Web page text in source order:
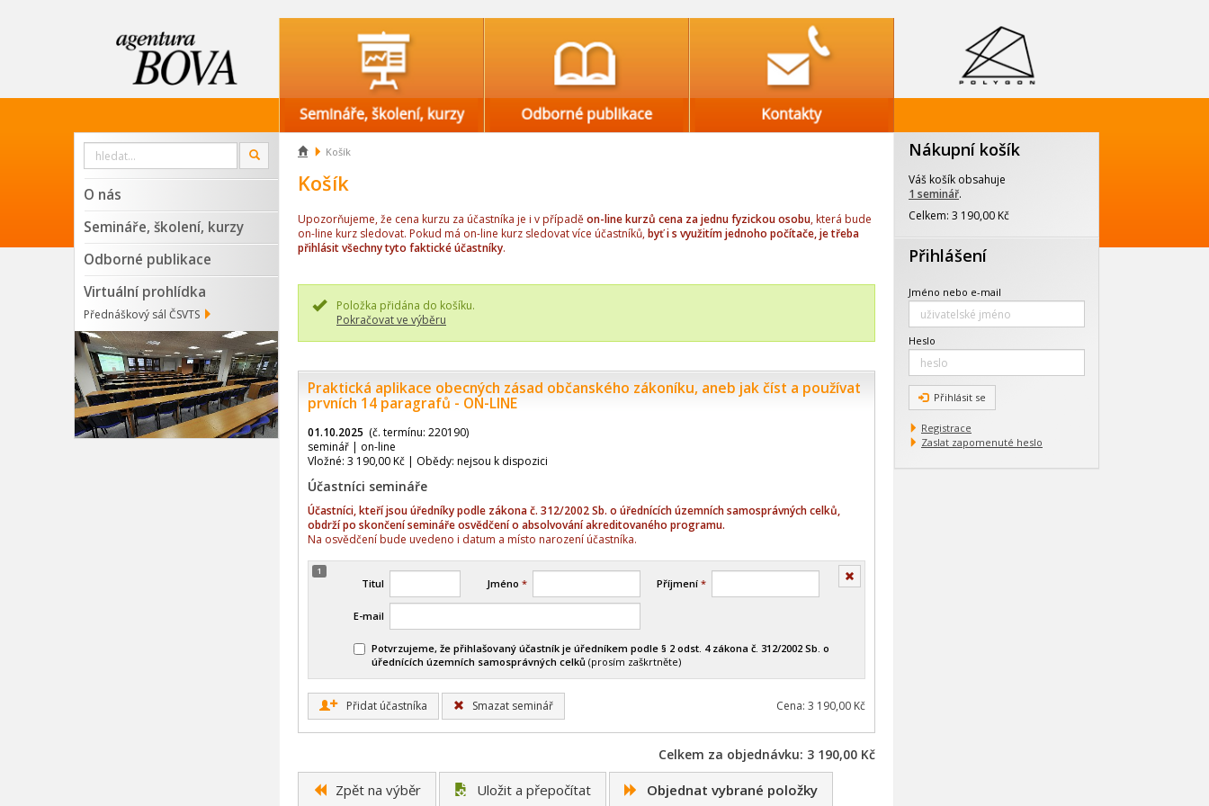
 Košík
Košík
Upozorňujeme, že cena kurzu za účastníka je i v případěon-line kurzů cena za jednu fyzickou osobu, která bude
on-line kurz sledovat. Pokud má on-line kurz sledovat více účastníků,byť i s využitím jednoho počítače, je třeba
přihlásit všechny tyto faktické účastníky.
Položka přidána do košíku.
Pokračovat ve výběru
Praktická aplikace obecných zásad občanského zákoníku, aneb jak číst a používat
prvních 14 paragrafů - ON-LINE
01.10.2025 (č. termínu: 220190)
seminář | on-line
Vložné: 3 190,00 Kč | Obědy: nejsou k dispozici
Účastníci semináře
Účastníci, kteří jsou úředníky podle zákona č. 312/2002 Sb. o úřednících územních samosprávných celků,
obdrží po skončení semináře osvědčení o absolvování akreditovaného programu.
Na osvědčení bude uvedeno i datum a místo narození účastníka.
1
Titul Jméno* Příjmení*
E-mail
Potvrzujeme, že přihlašovaný účastník je úředníkem podle § 2 odst. 4 zákona č. 312/2002 Sb. o
úřednících územních samosprávných celků (prosím zaškrtněte)
Cena: 3 190,00 Kč
+ Přidat účastníka Smazat seminář
Celkem za objednávku: 3 190,00 Kč
Zpět na výběr Uložit a přepočítat Objednat vybrané položky
Vyhledat
webu
OK
O nás
Semináře, školení, kurzy
Odborné publikace
Virtuální prohlídka
Přednáškový sál ČSVTS
Nákupní košík
Váš košík obsahuje
1 seminář.
Celkem: 3 190,00 Kč
Přihlášení
Jméno nebo e-mail
Heslo
Přihlásit se
Registrace
Zaslat zapomenuté heslo